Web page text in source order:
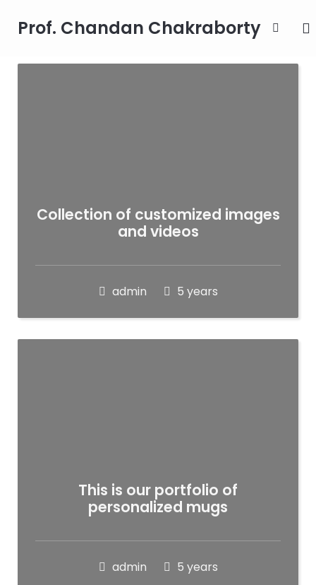
Prof. Chandan Chakraborty
Collection of customized images
and videos
admin 5 years
This is our portfolio of
personalized mugs
admin 5 years